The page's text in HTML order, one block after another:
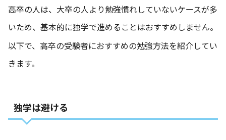
高卒の人は、大卒の人より勉強慣れしていないケースが多
いため、基本的に独学で進めることはおすすめしません。
以下で、高卒の受験者におすすめの勉強方法を紹介してい
きます。
独学は避ける